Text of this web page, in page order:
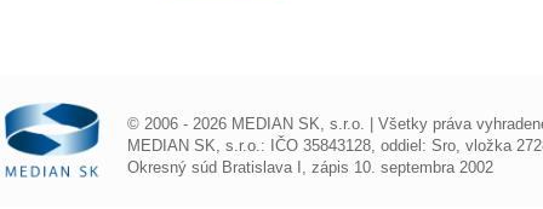
© 2006 - 2026 MEDIAN SK, s.r.o. | Všetky práva
MEDIAN SK, s.r.o.: IČO 35843128, oddiel: Sro, vložka
Okresný súd Bratislava I, zápis 10. septembra 2002